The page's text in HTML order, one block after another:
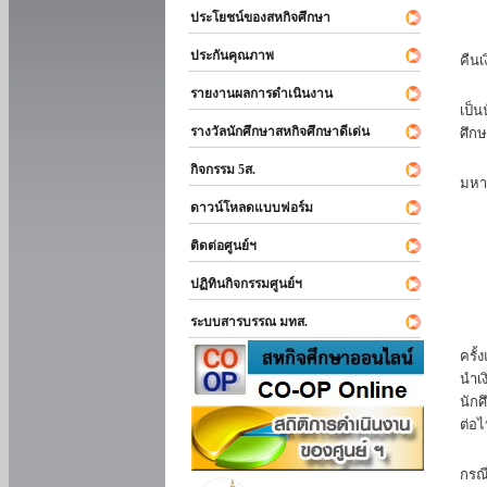
ประโยชน์ของสหกิจศึกษา
ประกันคุณภาพ
รายงานผลการดำเนินงาน
รางวัลนักศึกษาสหกิจศึกษาดีเด่น
กิจกรรม 5ส.
ดาวน์โหลดแบบฟอร์ม
ติดต่อศูนย์ฯ
ปฏิทินกิจกรรมศูนย์ฯ
ระบบสารบรรณ มทส.
คืน
เป็
ศึก
มห
ครั้
นำ
นัก
ต่อ
กร